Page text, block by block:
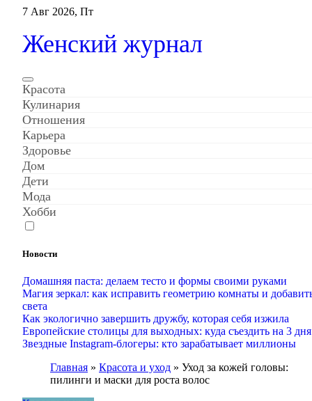
Перейти
содержанию
7 Авг 2026, Пт
Женский журнал
Красота
Кулинария
Отношения
Карьера
Здоровье
Дом
Дети
Мода
Хобби
Новости
Домашняя паста: делаем тесто и формы своими руками
Магия зеркал: как исправить геометрию комнаты и
света
Как экологично завершить дружбу, которая себя изжила
Европейские столицы для выходных: куда съездить на 3 дня
Звездные Instagram-блогеры: кто зарабатывает миллионы
Главная » Красота и уход » Уход за кожей головы:
пилинги и маски для роста волос